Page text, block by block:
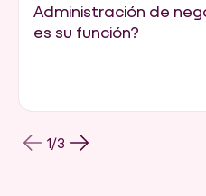
Administración de
es su función?
1/3